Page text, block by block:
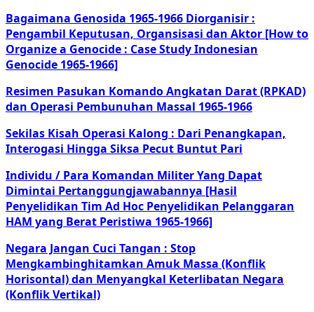
Bagaimana Genosida 1965-1966 Diorganisir :
Pengambil Keputusan, Organsisasi dan Aktor [How to
Organize a Genocide : Case Study Indonesian
Genocide 1965-1966]
Resimen Pasukan Komando Angkatan Darat (RPKAD)
dan Operasi Pembunuhan Massal 1965-1966
Sekilas Kisah Operasi Kalong : Dari Penangkapan,
Interogasi Hingga Siksa Pecut Buntut Pari
Individu / Para Komandan Militer Yang Dapat
Dimintai Pertanggungjawabannya [Hasil
Penyelidikan Tim Ad Hoc Penyelidikan Pelanggaran
HAM yang Berat Peristiwa 1965-1966]
Negara Jangan Cuci Tangan : Stop
Mengkambinghitamkan Amuk Massa (Konflik
Horisontal) dan Menyangkal Keterlibatan Negara
(Konflik Vertikal)